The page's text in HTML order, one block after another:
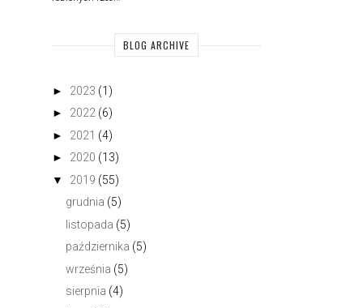
BLOG ARCHIVE
► 2023 (1)
► 2022 (6)
► 2021 (4)
► 2020 (13)
▼
2019 (55)
grudnia (5)
listopada (5)
października (5)
września (5)
sierpnia (4)